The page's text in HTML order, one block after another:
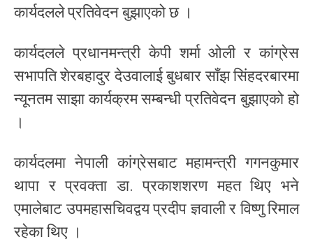
कार्यदलले प्रतिवेदन बुझाएको छ ।
कार्यदलले प्रधानमन्त्री केपी शर्मा ओली र कांग्रेस
सभापति शेरबहादुर देउवालाई बुधबार साँझ सिंहदरबारमा
न्यूनतम साझा कार्यक्रम सम्बन्धी प्रतिवेदन बुझाएको हो
।
कार्यदलमा नेपाली कांग्रेसबाट महामन्त्री गगनकुमार
थापा र प्रवक्ता डा. प्रकाशशरण महत थिए भने
एमालेबाट उपमहासचिवद्वय प्रदीप ज्ञवाली र विष्णु रिमाल
रहेका थिए ।